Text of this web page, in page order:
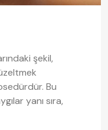
şekil,
Bu
yanı sıra,